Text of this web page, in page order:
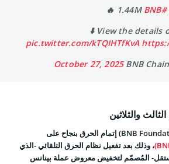
1.44M
#BNB
View the details
pic.twitter.com/kTQIHTfKvA
October 27, 2025
والثلاثين
، وذلك بعد تفعيل نظام الحرق التلقائي -الذي
المُصمّم لتخفيض معروض عملة بينانس